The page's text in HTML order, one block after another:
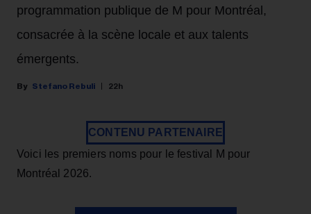
programmation publique de M pour Montréal,
consacrée à la scène locale et aux talents
émergents.
Stefano Rebuli 22h
CONTENU PARTENAIRE
Voici les premiers noms pour le festival M pour
Montréal 2026.